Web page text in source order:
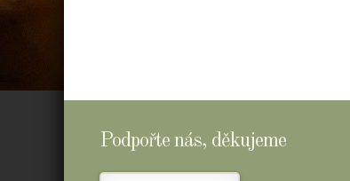
Podpořte nás, děkujeme